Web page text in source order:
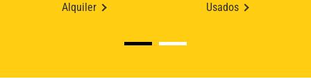
Alquiler
Usados